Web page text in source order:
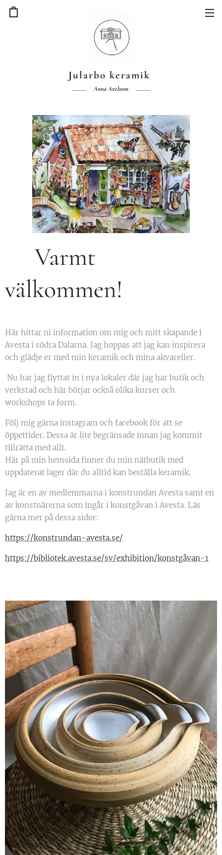
Jularbo keramik
Anna Axelsson
Varmt
välkommen!
Här hittar ni information om mig och mitt skapande i
Avesta i södra Dalarna. Jag hoppas att jag kan inspirera
och glädje er med min keramik och mina akvareller.
Nu har jag flyttat in i nya lokaler där jag har butik och
verkstad och här börjar också olika kurser och
workshops ta form.
Följ mig gärna instagram och facebook för att se
öppettider. Dessa är lite begränsade innan jag kommit
tillrätta med allt.
Här på min hemsida finner du min nätbutik med
uppdaterat lager där du alltid kan beställa keramik.
Jag är en av medlemmarna i konstrundan Avesta samt en
av konstnärerna som ingår i konstgåvan i Avesta. Läs
gärna mer på dessa sidor:
https://konstrundan-avesta.se/
https://bibliotek.avesta.se/sv/exhibition/konstgåvan-1